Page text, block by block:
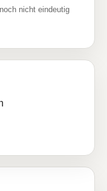
nicht eindeutig